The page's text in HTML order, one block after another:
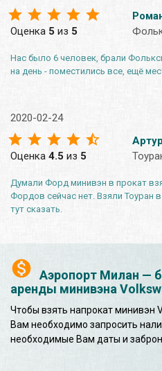
Аэропорт Милан —
аренды минивэна
Чтобы взять напрокат минивэн
Вам необходимо запросить
необходимые Вам даты и
Оценка 5 из 5
Нас было 6 человек, брали
на день - поместились все, ещё
2020-02-24
Оценка 4.5 из 5
Артур
Думали Форд минивэн в прокат
Фордов сейчас нет. Взяли Тоуран
тут сказать.